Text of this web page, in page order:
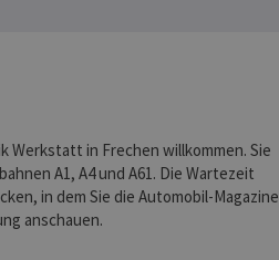
Werkstatt in Frechen willkommen. Sie
A1, A4 und A61. Die Wartezeit
in dem Sie die Automobil-Magazine
anschauen.